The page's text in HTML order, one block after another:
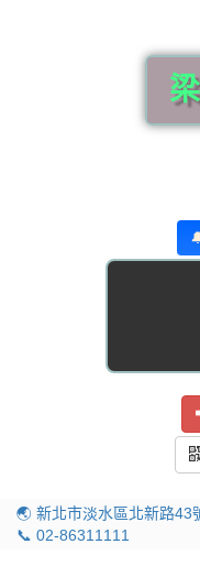
🌏 新北市淡水區北新路43
📞 02-86311111